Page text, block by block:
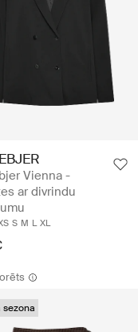
Vienna -
ar divrindu
S M L XL